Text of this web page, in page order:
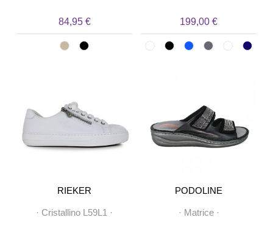
84,95 € 199,00 €
RIEKER
· Cristallino L59L1 ·
PODOLINE
· Matrice·